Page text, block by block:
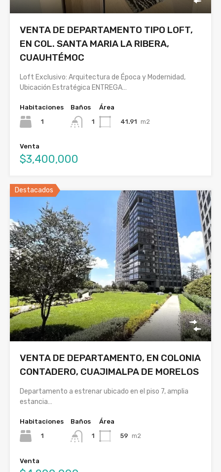
VENTA DE DEPARTAMENTO TIPO LOFT,
EN COL. SANTA MARIA LA RIBERA,
CUAUHTÉMOC
Loft Exclusivo: Arquitectura de Época y Modernidad,
Ubicación Estratégica ENTREGA…
Habitaciones
1
Baños
1
Área
41.91 m2
Venta
$3,400,000
Destacados
VENTA DE DEPARTAMENTO, EN COLONIA
CONTADERO, CUAJIMALPA DE MORELOS
Departamento a estrenar ubicado en el piso 7, amplia
estancia…
Habitaciones
1
Baños
1
Área
59 m2
Venta